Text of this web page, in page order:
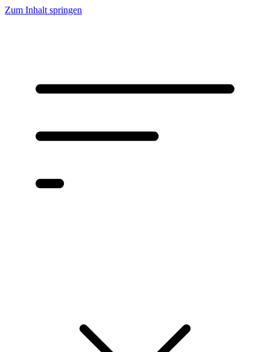
Zum Inhalt springen